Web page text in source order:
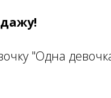
"Одна